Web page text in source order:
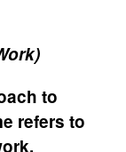
to
refers to